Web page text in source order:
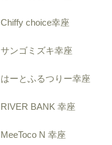
Chiffy choice幸座
サンゴミズキ幸座
はーとふるつりー幸座
RIVER BANK 幸座
MeeToco N 幸座